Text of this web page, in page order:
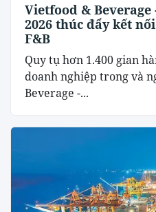
Vietfood & Beverage
2026 thúc đẩy kết
F&B
Quy tụ hơn 1.400 gian
doanh nghiệp trong và
Beverage -...